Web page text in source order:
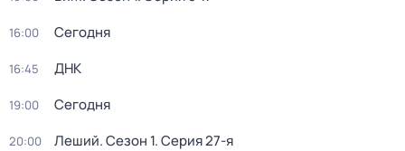
16:00 Сегодня
16:45 ДНК
19:00 Сегодня
20:00 Леший. Сезон 1. Серия 27-я